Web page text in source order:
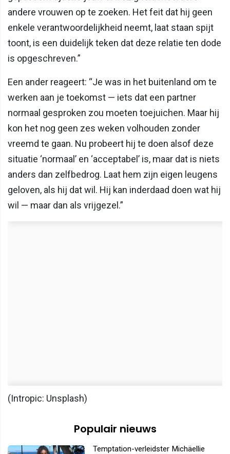
andere vrouwen op te zoeken. Het feit dat hij geen
enkele verantwoordelijkheid neemt, laat staan spijt
toont, is een duidelijk teken dat deze relatie ten dode
is opgeschreven.”
Een ander reageert: “Je was in het buitenland om te
werken aan je toekomst — iets dat een partner
normaal gesproken zou moeten toejuichen. Maar hij
kon het nog geen zes weken volhouden zonder
vreemd te gaan. Nu probeert hij te doen alsof deze
situatie ‘normaal’ en ‘acceptabel’ is, maar dat is niets
anders dan zelfbedrog. Laat hem zijn eigen leugens
geloven, als hij dat wil. Hij kan inderdaad doen wat hij
wil — maar dan als vrijgezel.”
(Intropic: Unsplash)
Populair nieuws
Temptation-verleidster Michäellie